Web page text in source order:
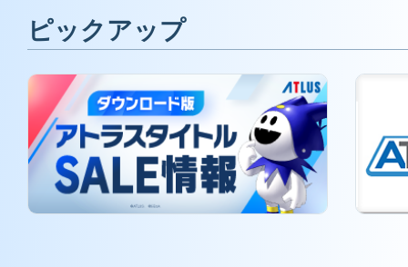
ピックアップ